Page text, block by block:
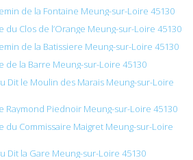
de la Fontaine Meung-sur-Loire 45130
du Clos de l’Orange Meung-sur-Loire 45130
de la Batissiere Meung-sur-Loire 45130
de la Barre Meung-sur-Loire 45130
Dit le Moulin des Marais Meung-sur-Loire
Raymond Piednoir Meung-sur-Loire 45130
du Commissaire Maigret Meung-sur-Loire
Dit la Gare Meung-sur-Loire 45130